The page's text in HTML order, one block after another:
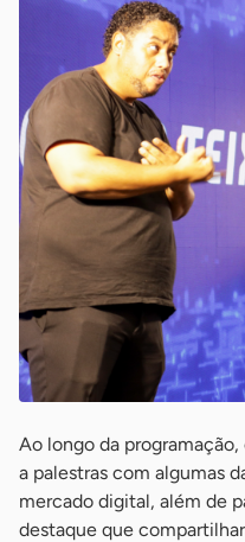
Ao longo da
a palestras com algumas
mercado digital, além de
destaque que